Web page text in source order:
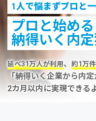
1人で悩まずプロと
プロと始める
納得いく内
延べ31万人が利用、 約1万
「納得いく企業から内
2カ月以内に実現できる